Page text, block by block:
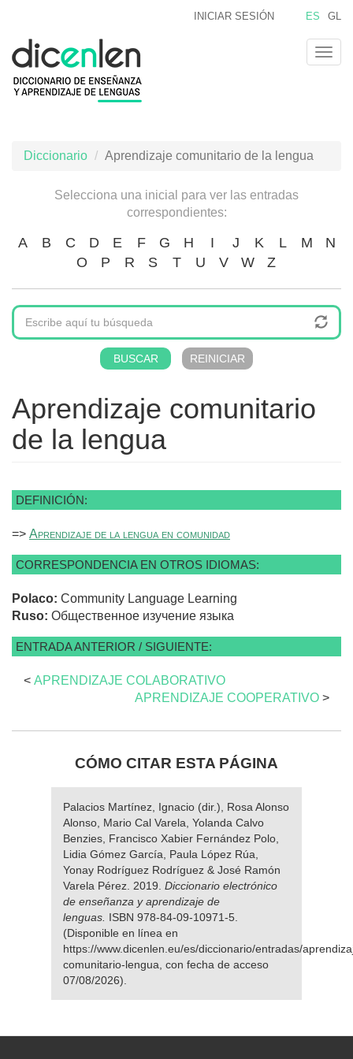
contenido
principal
ES GL
INICIAR SESIÓN
Diccionario Aprendizaje comunitario de la lengua
Selecciona una inicial para ver las entradas
correspondientes:
A B C D E F G H I J K L M
N
O
P R S T U V W Z
Aprendizaje comunitario
de la lengua
DEFINICIÓN:
=> Aprendizaje de la lengua en comunidad
CORRESPONDENCIA EN OTROS IDIOMAS:
Polaco: Community Language Learning
Ruso: Общественное изучение языка
ENTRADA ANTERIOR / SIGUIENTE:
< APRENDIZAJE COLABORATIVO
APRENDIZAJE COOPERATIVO >
CÓMO CITAR ESTA PÁGINA
Palacios Martínez, Ignacio (dir.), Rosa Alonso
Alonso, Mario Cal Varela, Yolanda Calvo
Benzies, Francisco Xabier Fernández Polo,
Lidia Gómez García, Paula López Rúa,
Yonay Rodríguez Rodríguez & José Ramón
Varela Pérez. 2019. Diccionario electrónico
de enseñanza y aprendizaje de
lenguas. ISBN 978-84-09-10971-5.
(Disponible en línea en
https://www.dicenlen.eu/es/diccionario/entradas/
comunitario-lengua, con fecha de acceso
07/08/2026).